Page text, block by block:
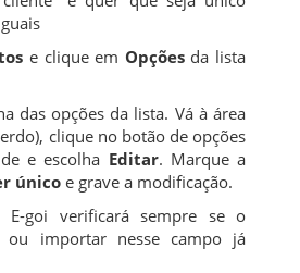
e clique em Opçõesda lista
das opções da lista. Vá à área
clique no botão de opções
e escolha Editar. Marque a
único e grave a modificação.
goi verificará sempre se o
ou importar nesse campo já